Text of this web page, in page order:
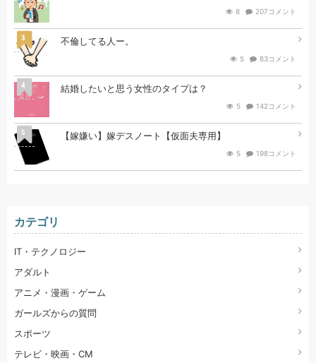
8 207コメント
3 不倫してる人ー。
5 83コメント
4 結婚したいと思う女性のタイプは？
5 142コメント
5 【嫁嫌い】嫁デスノート【仮面夫専用】
5 198コメント
カテゴリ
IT・テクノロジー
アダルト
アニメ・漫画・ゲーム
ガールズからの質問
スポーツ
テレビ・映画・CM